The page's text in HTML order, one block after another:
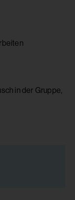
in der Gruppe,